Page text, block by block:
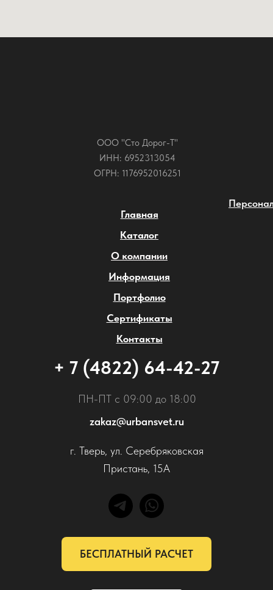
ООО "Сто Дорог-Т"
ИНН: 6952313054
ОГРН: 1176952016251
Главная
Каталог
О компании
Информация
Портфолио
Сертификаты
Контакты
ПН-ПТ с 09:00 до 18:00
г. Тверь, ул. Серебряковская
Пристань, 15А
БЕСПЛАТНЫЙ РАСЧЕТ
+ 7 (4822) 64-42-27
zakaz@urbansvet.ru